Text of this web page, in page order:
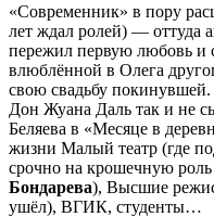
«Современник» в пору
лет ждал ролей) — оттуда
пережил первую любовь и
влюблённой в Олега
свою свадьбу
Дон Жуана Даль так и не
Беляева в «Месяце в
жизни Малый театр (где
срочно на крошечную роль
Бондарева), Высшие
ушёл), ВГИК, студенты…